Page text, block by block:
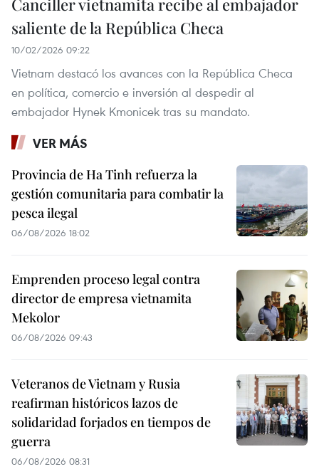
Canciller vietnamita recibe al embajador
saliente de la República Checa
10/02/2026 09:22
Vietnam destacó los avances con la República Checa
en política, comercio e inversión al despedir al
embajador Hynek Kmonicek tras su mandato.
VER MÁS
Provincia de Ha Tinh refuerza la
gestión comunitaria para combatir la
pesca ilegal
06/08/2026 18:02
Emprenden proceso legal contra
director de empresa vietnamita
Mekolor
06/08/2026 09:43
Veteranos de Vietnam y Rusia
reafirman históricos lazos de
solidaridad forjados en tiempos de
guerra
06/08/2026 08:31